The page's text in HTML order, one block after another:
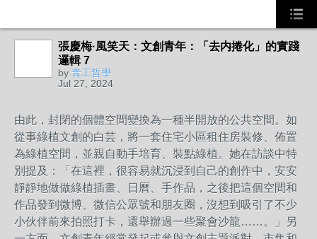
張慶梅·風笑天：文創青年：「去内捲化」的實踐
邏輯 7
by 青工哲學
Jul 27, 2024
由此，封閉的個體空間變換為一種半開放的公共空間。如
從事綠植文創的白芸，將一套住宅小區租住房裝修、佈置
為綠植空間，並親自動手培育、裝點綠植。她在訪談中特
別提及：「在這裡，很容易就沉浸到自己的創作中，安安
靜靜地做做綠植插畫、日曆、手作品，之後把這個空間和
作品發到微博、微信公眾號和朋友圈，沒想到吸引了不少
小伙伴前來拍照打卡，還舉辦過一些聚會沙龍……。」另